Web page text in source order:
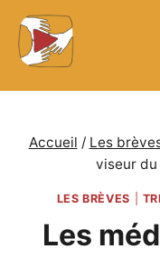
Aller
contenu
Accueil / Les
viseur du
LES BRÈVES
Les